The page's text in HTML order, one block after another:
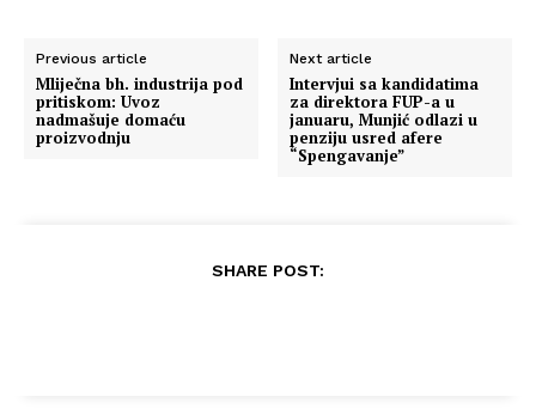
Previous article
Mliječna bh. industrija pod
pritiskom: Uvoz
nadmašuje domaću
proizvodnju
Next article
Intervjui sa kandidatima
za direktora FUP-a u
januaru, Munjić odlazi u
penziju usred afere
“Spengavanje”
SHARE POST: